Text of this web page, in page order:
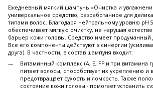
Ежедневный мягкий шампунь «Очистка и
универсальное средство, разработанное для
типами волос. Благодаря нейтральному уровню pH
обеспечивает мягкую очистку, не нарушая
барьер кожи головы. Средство имеет продуманный
Все его компоненты действуют в синергии
друга). В частности, в состав шампуня входит:
Витаминный комплекс (A, E, PP и три витамина
питает волосы, способствует их укреплению и
предотвращает сухость и ломкость. Также
состояние кожи головы - помогает устранить